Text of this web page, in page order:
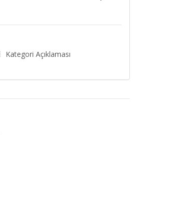
Kategori Açıklaması